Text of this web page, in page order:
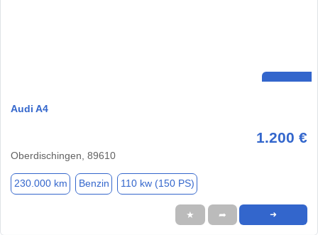
Audi A4
1.200 €
Oberdischingen, 89610
230.000 km Benzin 110 kw (150 PS)
★ ➦ ➜